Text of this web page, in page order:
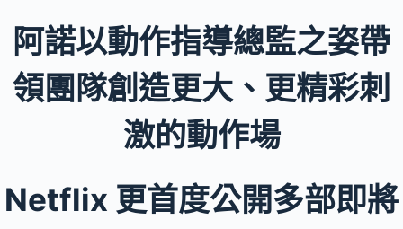
阿諾以動作指導總監之姿帶
領團隊創造更大、更精彩刺
激的動作場
Netflix 更首度公開多部即將